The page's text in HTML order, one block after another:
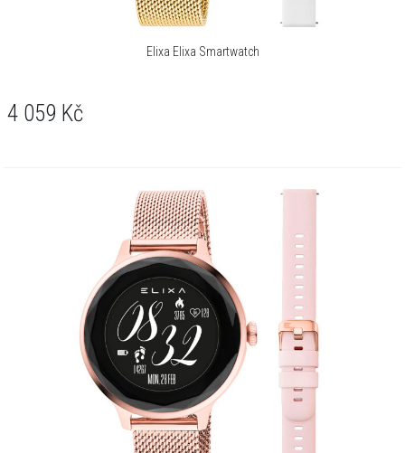
Ano
Švihadlo, Spinning, Tenis, Trénink,
Silový trénink, Chůze, Pěší turistika,
Kriket, Veslování, Orbitrek, Posilovna
Tak
Elixa Elixa Smartwatch
4 059 Kč